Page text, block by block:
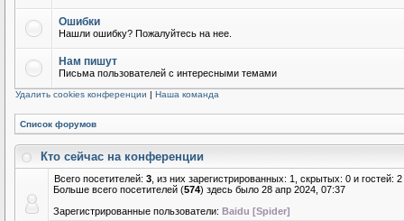
Ошибки
Нашли ошибку? Пожалуйтесь на нее.
Нам пишут
Письма пользователей с интересными темами
Удалить cookies конференции | Наша команда
Список форумов
Кто сейчас на конференции
Всего посетителей: 3 , из них зарегистрированных: 1, скрытых: 0 и
Больше всего посетителей (574) здесь было 28 апр 2024, 07:37
Зарегистрированные пользователи: Baidu [Spider]